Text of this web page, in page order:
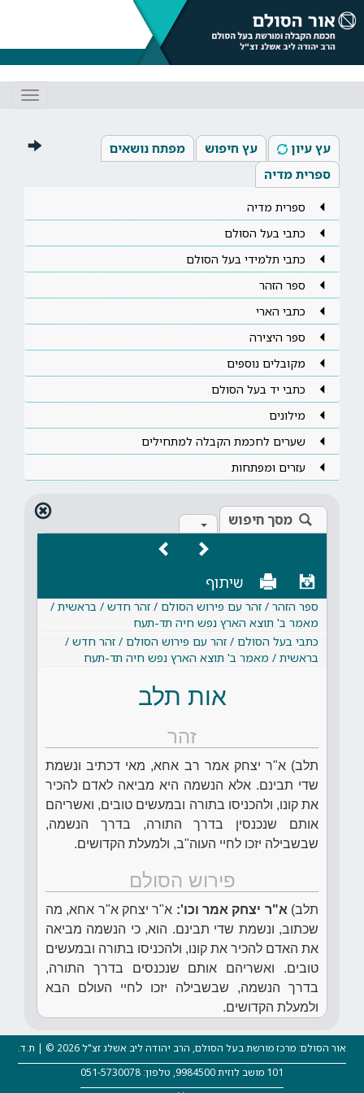
עץ עיון עץ חיפוש
מפתח נושאים
ספרית מדיה
ספרית מדיה
כתבי בעל הסולם
כתבי תלמידי בעל הסולם
ספר הזהר
כתבי הארי
ספר היצירה
מקובלים נוספים
כתבי יד בעל הסולם
מילונים
שערים לחכמת הקבלה למתחילים
עזרים ומפתחות
מסך חיפוש
שיתוף
ספר הזהר / זהר עם פירוש הסולם / זהר חדש / בראשית /
מאמר ב' תוצא הארץ נפש חיה תד-תעח
כתבי בעל הסולם / זהר עם פירוש הסולם / זהר חדש /
בראשית / מאמר ב' תוצא הארץ נפש חיה תד-תעח
אות תלב
זהר
תלב) א"ר יצחק אמר רב אחא, מאי דכתיב ונשמת
שדי תבינם. אלא הנשמה היא מביאה לאדם להכיר
את קונו, ולהכניסו בתורה ובמעשים טובים, ואשריהם
אותם שנכנסין בדרך התורה, בדרך הנשמה,
שבשבילה יזכו לחיי העוה"ב, ולמעלת הקדושים.
פירוש הסולם
תלב) א"ר יצחק אמר וכו': א"ר יצחק א"ר אחא, מה
שכתוב, ונשמת שדי תבינם. הוא, כי הנשמה מביאה
את האדם להכיר את קונו, ולהכניסו בתורה ובמעשים
טובים. ואשריהם אותם שנכנסים בדרך התורה,
בדרך הנשמה, שבשבילה יזכו לחיי העולם הבא
ולמעלת הקדושים.
אור הסולם: מרכז מורשת בעל הסולם, הרב יהודה ליב אשלג זצ"ל 2026 © | ת.ד.
101 מושב לוזית 9984500, טלפון: 051-5730078